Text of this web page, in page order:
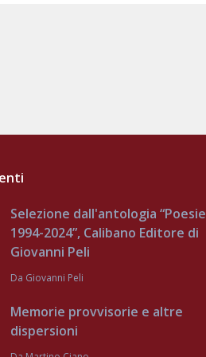
Selezione dall'antologia “Poesie
1994-2024”, Calibano Editore di
Giovanni Peli
Da Giovanni Peli
Memorie provvisorie e altre
dispersioni